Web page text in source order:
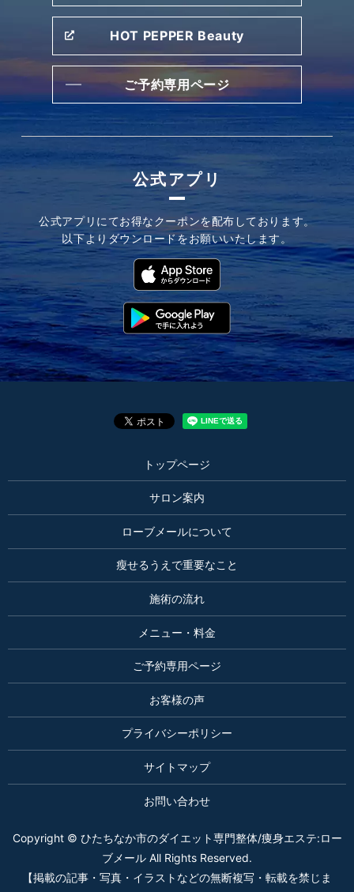
HOT PEPPER Beauty
ご予約専用ページ
公式アプリ
公式アプリにてお得なクーポンを配布しております。
以下よりダウンロードをお願いいたします。
トップページ
サロン案内
ローブメールについて
瘦せるうえで重要なこと
施術の流れ
メニュー・料金
ご予約専用ページ
お客様の声
プライバシーポリシー
サイトマップ
お問い合わせ
Copyright © ひたちなか市のダイエット専門整体/痩身エステ:ロー
ブメール All Rights Reserved.
【掲載の記事・写真・イラストなどの無断複写・転載を禁じま